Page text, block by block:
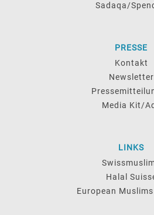
Sadaqa/
PRESSE
Kontakt
Newsletter
Media Kit/
LINKS
Halal
European